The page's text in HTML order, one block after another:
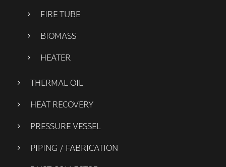
FIRE TUBE
BIOMASS
HEATER
THERMAL OIL
HEAT RECOVERY
PRESSURE VESSEL
PIPING / FABRICATION